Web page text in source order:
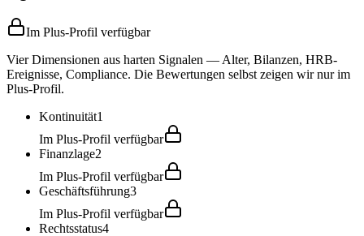
Im Plus-Profil verfügbar
Vier Dimensionen aus harten Signalen — Alter, Bilanzen, HRB-
Ereignisse, Compliance. Die Bewertungen selbst zeigen wir nur im
Plus-Profil.
Kontinuität1
Im Plus-Profil verfügbar
Finanzlage2
Im Plus-Profil verfügbar
Geschäftsführung3
Im Plus-Profil verfügbar
Rechtsstatus4